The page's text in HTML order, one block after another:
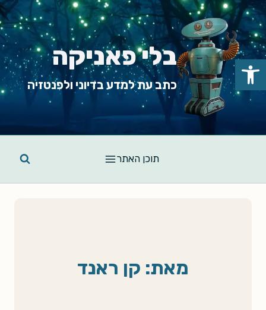
Skip
to
content
בלי פאניקה
כתב עת למדע בדיוני ולפנטזיה
תוכן האתר
מאת: קן ראנד
פתח סרגל נגישות